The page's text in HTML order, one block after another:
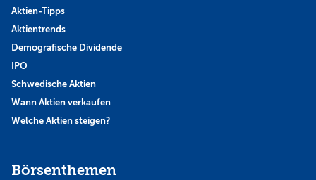
Aktien-Tipps
Aktientrends
Demografische Dividende
IPO
Schwedische Aktien
Wann Aktien verkaufen
Welche Aktien steigen?
Börsenthemen